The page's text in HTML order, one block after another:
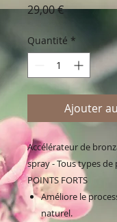
29,00 €Prix
Quantité *
Ajouter
Accélérateur de
spray - Tous types de
POINTS FORTS
Améliore le
naturel.